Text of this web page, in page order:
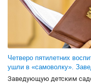
Четверо пятилетних
ушли в «самоволку».
Заведующую детским